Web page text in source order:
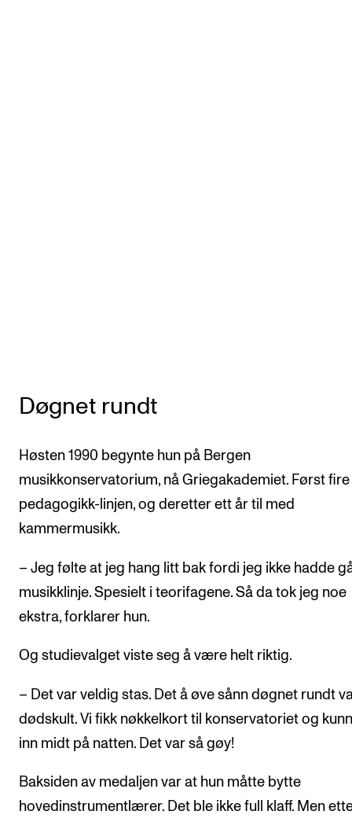
Døgnet rundt
Høsten 1990 begynte hun på Bergen
musikkonservatorium, nå Griegakademiet. Først
pedagogikk-linjen, og deretter ett år til med
kammermusikk.
– Jeg følte at jeg hang litt bak fordi jeg ikke hadde
musikklinje. Spesielt i teorifagene. Så da tok jeg noe
ekstra, forklarer hun.
Og studievalget viste seg å være helt riktig.
– Det var veldig stas. Det å øve sånn døgnet rundt
dødskult. Vi fikk nøkkelkort til konservatoriet og
inn midt på natten. Det var så gøy!
Baksiden av medaljen var at hun måtte bytte
hovedinstrumentlærer. Det ble ikke full klaff. Men